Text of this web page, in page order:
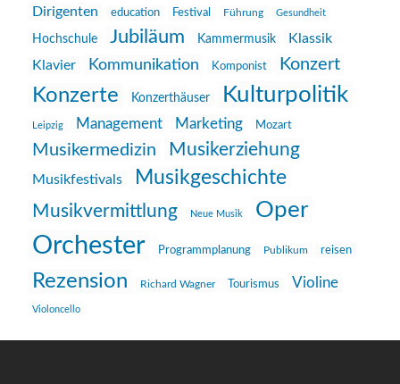
Dirigenten education Festival Führung Gesundheit
Hochschule Jubiläum Kammermusik
Klassik
Klavier
Kommunikation Komponist Konzert
Konzerte Konzerthäuser Kulturpolitik
Leipzig Management Marketing Mozart
Musikermedizin Musikerziehung
Musikfestivals Musikgeschichte
Musikvermittlung Neue Musik Oper
Orchester Programmplanung Publikum reisen
Rezension Richard Wagner Tourismus Violine
Violoncello